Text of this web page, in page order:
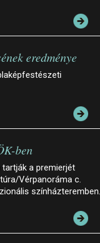
eredménye
ben
tartják a premierjét
Vérpanoráma c.
színházteremben.